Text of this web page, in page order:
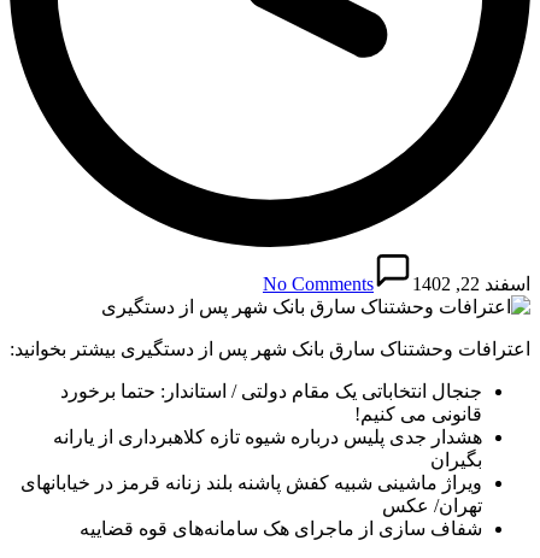
اسفند 22, 1402 No Comments
اعترافات وحشتناک سارق بانک شهر پس از دستگیری بیشتر بخوانید:
جنجال انتخاباتی یک مقام دولتی / استاندار: حتما برخورد
قانونی می کنیم!
هشدار جدی پلیس درباره شیوه تازه کلاهبرداری از یارانه
بگیران
ویراژ ماشینی شبیه کفش پاشنه بلند زنانه قرمز در خیابانهای
تهران/ عکس
شفاف سازی از ماجرای هک سامانه‌های قوه قضاییه